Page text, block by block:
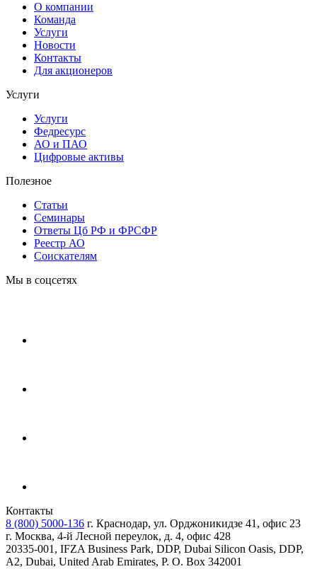
О компании
Команда
Услуги
Новости
Контакты
Для акционеров
Услуги
Услуги
Федресурс
АО и ПАО
Цифровые активы
Полезное
Статьи
Cеминары
Ответы Цб РФ и ФРСФР
Реестр АО
Соискателям
Мы в соцсетях
Контакты
8 (800) 5000-136 г. Краснодар, ул. Орджоникидзе 41, офис 23
г. Москва, 4-й Лесной переулок, д. 4, офис 428
20335-001, IFZA Business Park, DDP, Dubai Silicon Oasis, DDP,
A2, Dubai, United Arab Emirates, P. O. Box 342001